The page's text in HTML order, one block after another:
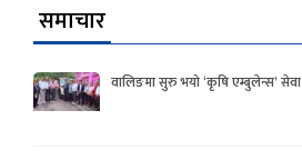
समाचार
वालिङमा सुरु भयो ‘कृषि एम्बुलेन्स’ सेवा